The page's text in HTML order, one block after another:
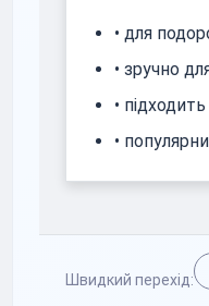
• для
• зручно
•
•
Швидкий перехід: